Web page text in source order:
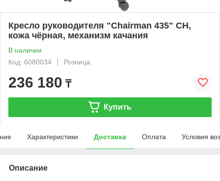
Кресло руководителя "Chairman 435" СН,
кожа чёрная, механизм качания
В наличии
Код: 6080034
Розница
236 180 ₸
Купить
Характеристики Доставка Оплата Условия
Описание